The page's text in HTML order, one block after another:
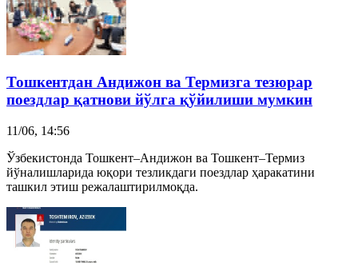
Тошкентдан Андижон ва Термизга тезюрар
поездлар қатнови йўлга қўйилиши мумкин
11/06, 14:56
Ўзбекистонда Тошкент–Андижон ва Тошкент–Термиз
йўналишларида юқори тезликдаги поездлар ҳаракатини
ташкил этиш режалаштирилмоқда.